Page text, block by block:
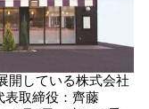
開している株式会社
表取締役：齊藤